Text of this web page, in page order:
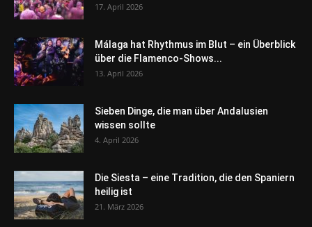
17. April 2026
Málaga hat Rhythmus im Blut – ein Überblick
über die Flamenco-Shows...
13. April 2026
Sieben Dinge, die man über Andalusien
wissen sollte
4. April 2026
Die Siesta – eine Tradition, die den Spaniern
heilig ist
21. März 2026